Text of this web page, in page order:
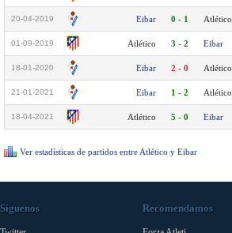
20-04-2019 Eibar 0 - 1 Atlético
01-09-2019 Atlético 3 - 2 Eibar
18-01-2020 Eibar 2 - 0 Atlético
21-01-2021 Eibar 1 - 2 Atlético
18-04-2021 Atlético 5 - 0 Eibar
Ver estadísticas de partidos entre Atlético y Eibar
Síguenos Recomendamos